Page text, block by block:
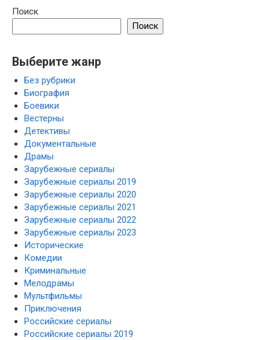
Поиск
Поиск
Выберите жанр
Без рубрики
Биография
Боевики
Вестерны
Детективы
Документальные
Драмы
Зарубежные сериалы
Зарубежные сериалы 2019
Зарубежные сериалы 2020
Зарубежные сериалы 2021
Зарубежные сериалы 2022
Зарубежные сериалы 2023
Исторические
Комедии
Криминальные
Мелодрамы
Мультфильмы
Приключения
Российские сериалы
Российские сериалы 2019